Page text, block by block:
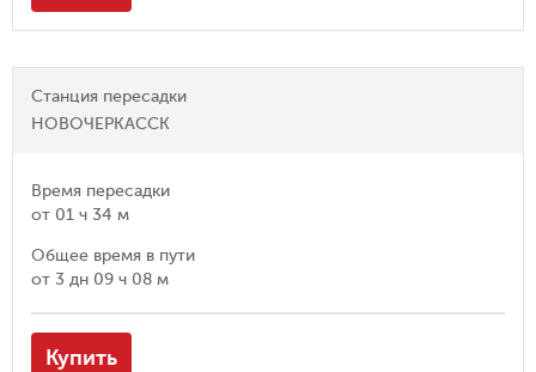
Станция пересадки
НОВОЧЕРКАССК
Время пересадки
от 01 ч 34 м
Общее время в пути
от 3 дн 09 ч 08 м
Купить